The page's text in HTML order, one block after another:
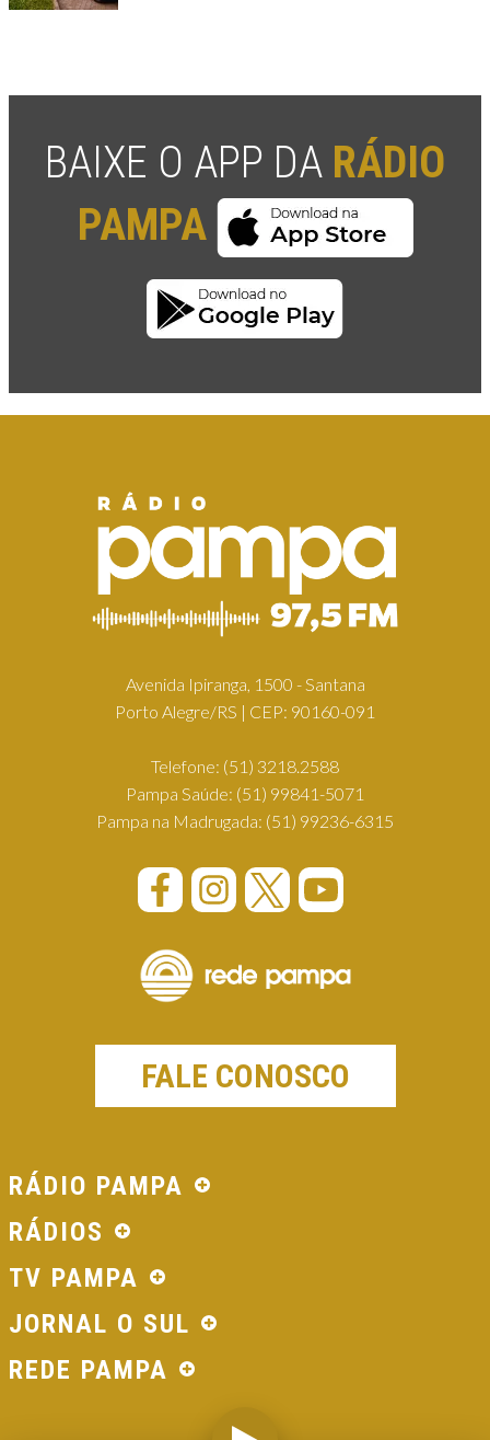
BAIXE O APP DA RÁDIO
PAMPA
Avenida Ipiranga, 1500 - Santana
Porto Alegre/RS | CEP: 90160-091
Telefone: (51) 3218.2588
Pampa Saúde: (51) 99841-5071
Pampa na Madrugada: (51) 99236-6315
FALE CONOSCO
RÁDIO PAMPA
RÁDIOS
TV PAMPA
JORNAL O SUL
REDE PAMPA